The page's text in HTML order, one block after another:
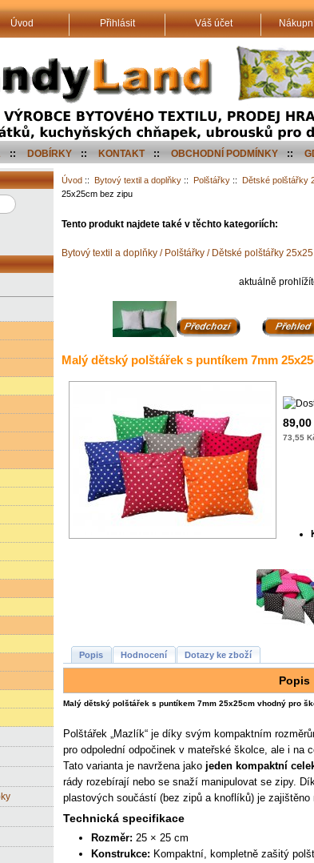
Úvod Přihlásit Váš účet
:: DOBÍRKY :: KONTAKT :: OBCHODNÍ PODMÍNKY ::
Úvod :: Bytový textil a doplňky :: Polštářky :: Dětské polštářky
25x25cm bez zipu
Tento produkt najdete také v těchto kategoriích:
Bytový textil a doplňky / Polštářky / Dětské polštářky 25x25
aktuálně
Malý dětský polštářek s puntíkem 7mm
73,55
Popis Hodnocení Dotazy ke zboží
Popis
Malý dětský polštářek s puntíkem 7mm 25x25cm vhodný pro
Polštářek „Mazlík“ je díky svým kompaktním
pro odpolední odpočinek v mateřské školce, ale i na
Tato varianta je navržena jako jeden kompaktní
rády rozebírají nebo se snaží manipulovat se zipy.
plastových součástí (bez zipů a knoflíků) je zajištěno
Technická specifikace
Rozměr: 25 × 25 cm
Konstrukce: Kompaktní, kompletně zašitý